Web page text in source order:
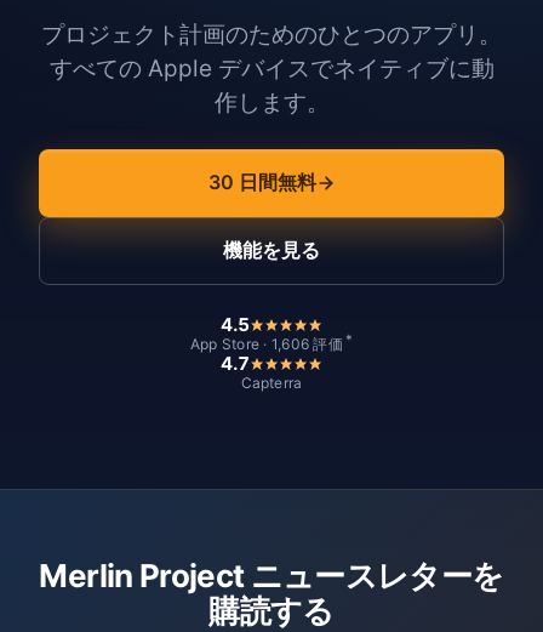
プロジェクト計画のためのひとつのアプリ。
すべての Apple デバイスでネイティブに動
作します。
30 日間無料
機能を見る
4.5
App Store · 1,606 評価 *
4.7
Capterra
Merlin Project ニュースレターを
購読する